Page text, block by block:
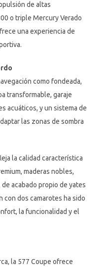
de altas
o triple Mercury Verado
una experiencia de
como fondeada,
transformable, garaje
acuáticos, y un sistema de
las zonas de sombra
la calidad característica
maderas nobles,
acabado propio de yates
con dos camarotes ha sido
la funcionalidad y el
la 577 Coupe ofrece